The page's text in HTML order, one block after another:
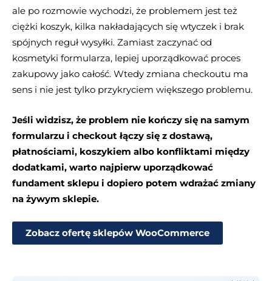
ale po rozmowie wychodzi, że problemem jest też
ciężki koszyk, kilka nakładających się wtyczek i brak
spójnych reguł wysyłki. Zamiast zaczynać od
kosmetyki formularza, lepiej uporządkować proces
zakupowy jako całość. Wtedy zmiana checkoutu ma
sens i nie jest tylko przykryciem większego problemu.
Jeśli widzisz, że problem nie kończy się na samym
formularzu i checkout łączy się z dostawą,
płatnościami, koszykiem albo konfliktami między
dodatkami, warto najpierw uporządkować
fundament sklepu i dopiero potem wdrażać zmiany
na żywym sklepie.
Zobacz ofertę sklepów WooCommerce